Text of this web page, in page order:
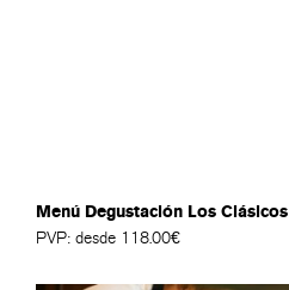
Menú Degustación Los Clásicos
PVP: desde 118.00€